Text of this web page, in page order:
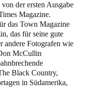
der ersten Ausgabe
Magazine.
das Town Magazine
das für seine gute
andere Fotografen wie
McCullin
Black Country,
in Südamerika,